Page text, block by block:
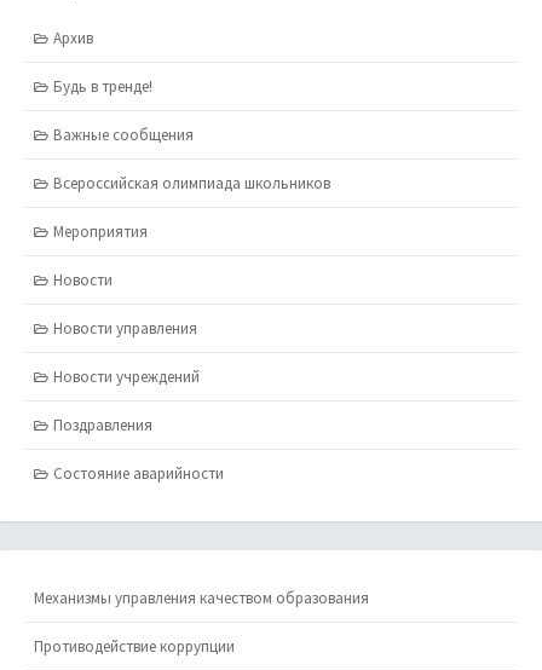
Архив
Будь в тренде!
Важные сообщения
Всероссийская олимпиада школьников
Мероприятия
Новости
Новости управления
Новости учреждений
Поздравления
Состояние аварийности
Механизмы управления качеством образования
Противодействие коррупции